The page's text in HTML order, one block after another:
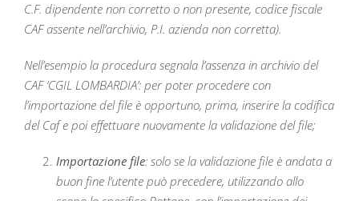
C.F. dipendente non corretto o non presente, codice fiscale
CAF assente nell’archivio, P.I. azienda non corretta).
Nell’esempio la procedura segnala l’assenza in archivio del
CAF ‘CGIL LOMBARDIA’: per poter procedere con
l’importazione del file è opportuno, prima, inserire la codifica
del Caf e poi effettuare nuovamente la validazione del file;
Importazione file: solo se la validazione file è andata a
buon fine l’utente può precedere, utilizzando allo